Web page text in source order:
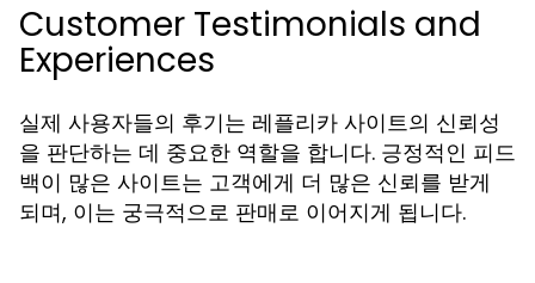
Customer Testimonials and
Experiences
실제 사용자들의 후기는 레플리카 사이트의 신뢰성
을 판단하는 데 중요한 역할을 합니다. 긍정적인 피드
백이 많은 사이트는 고객에게 더 많은 신뢰를 받게
되며, 이는 궁극적으로 판매로 이어지게 됩니다.